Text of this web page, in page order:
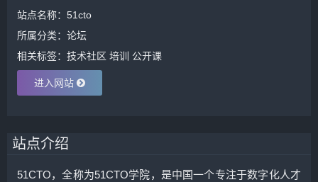
站点名称：51cto
所属分类： 论坛
相关标签： 技术社区 培训 公开课
进入网站
站点介绍
51CTO，全称为51CTO学院，是中国一个专注于数字化人才